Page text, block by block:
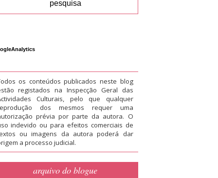
os conteúdos publicados neste blog
registados na Inspecção Geral das
Culturais, pelo que qualquer
dos mesmos requer uma
prévia por parte da autora. O
indevido ou para efeitos comerciais de
ou imagens da autora poderá dar
a processo judicial.
arquivo do blogue